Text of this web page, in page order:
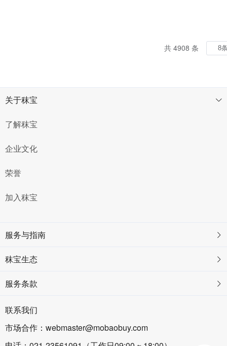
共 4908 条
关于秣宝
了解秣宝
企业文化
荣誉
加入秣宝
服务与指南
秣宝生态
服务条款
联系我们
市场合作：webmaster@mobaobuy.com